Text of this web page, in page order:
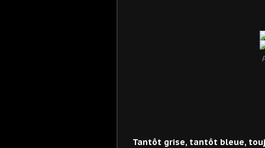
Tantôt grise, tantôt bleue,